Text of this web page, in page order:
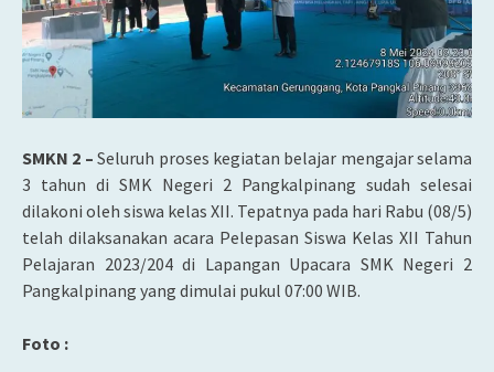
SMKN 2 – Seluruh proses kegiatan belajar mengajar selama
3 tahun di SMK Negeri 2 Pangkalpinang sudah selesai
dilakoni oleh siswa kelas XII. Tepatnya pada hari Rabu (08/5)
telah dilaksanakan acara Pelepasan Siswa Kelas XII Tahun
Pelajaran 2023/204 di Lapangan Upacara SMK Negeri 2
Pangkalpinang yang dimulai pukul 07:00 WIB.
Foto :